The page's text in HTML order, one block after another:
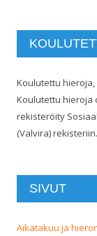
Koulutettu hieroja,
Koulutettu hieroja
rekisteröity
(Valvira) rekisteriin.
SIVUT
Aikatakuu ja